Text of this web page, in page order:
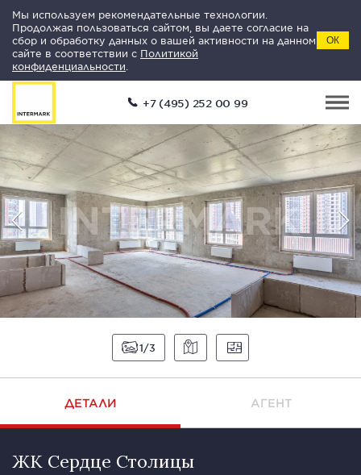
Мы используем рекомендательные технологии.
Продолжая пользоваться сайтом, вы даете согласие на
сбор и обработку данных о вашей активности на данном
сайте в соответствии с Политикой
конфиденциальности
ОК
+7 (495) 252 00 99
1 3
ДЕТАЛИ АГЕНТ
ЖК Сердце Столицы